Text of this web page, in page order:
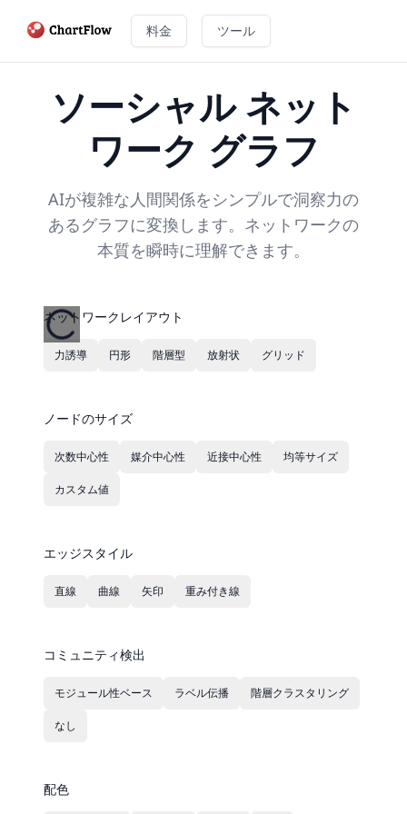
料金 ツール
ソーシャル ネット
ワーク グラフ
AIが複雑な人間関係をシンプルで洞察力の
あるグラフに変換します。ネットワークの
本質を瞬時に理解できます。
ネットワークレイアウト
力誘導 円形 階層型 放射状 グリッド
ノードのサイズ
次数中心性 媒介中心性 近接中心性 均等サイズ
カスタム値
エッジスタイル
直線 曲線 矢印 重み付き線
コミュニティ検出
モジュール性ベース ラベル伝播 階層クラスタリング
なし
配色